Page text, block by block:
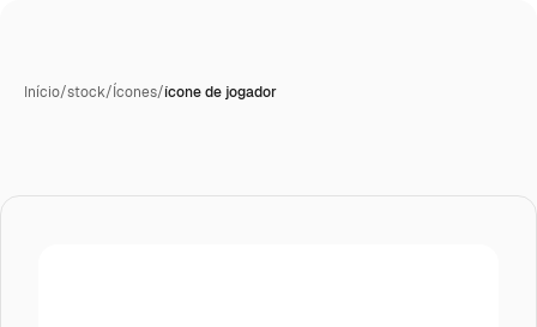
Início/stock/Ícones/ícone de jogador